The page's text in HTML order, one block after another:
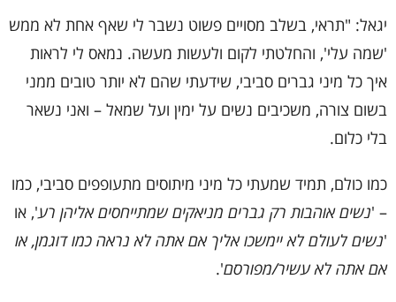
יגאל: "תראי, בשלב מסויים פשוט נשבר לי שאף אחת לא ממש
'שמה עלי', והחלטתי לקום ולעשות מעשה. נמאס לי לראות
איך כל מיני גברים סביבי, שידעתי שהם לא יותר טובים ממני
בשום צורה, משכיבים נשים על ימין ועל שמאל – ואני נשאר
בלי כלום.
כמו כולם, תמיד שמעתי כל מיני מיתוסים מתעופפים סביבי, כמו
– 'נשים אוהבות רק גברים מניאקים שמתייחסים אליהן רע', או
'נשים לעולם לא יימשכו אליך אם אתה לא נראה כמו דוגמן, או
אם אתה לא עשיר/מפורסם'.